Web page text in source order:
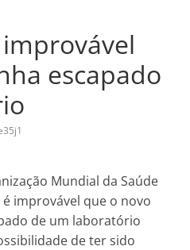
escapado
Mundial da Saúde
é improvável que o novo
de um laboratório
de ter sido